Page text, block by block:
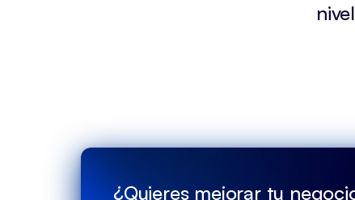
¿Quieres mejorar tu